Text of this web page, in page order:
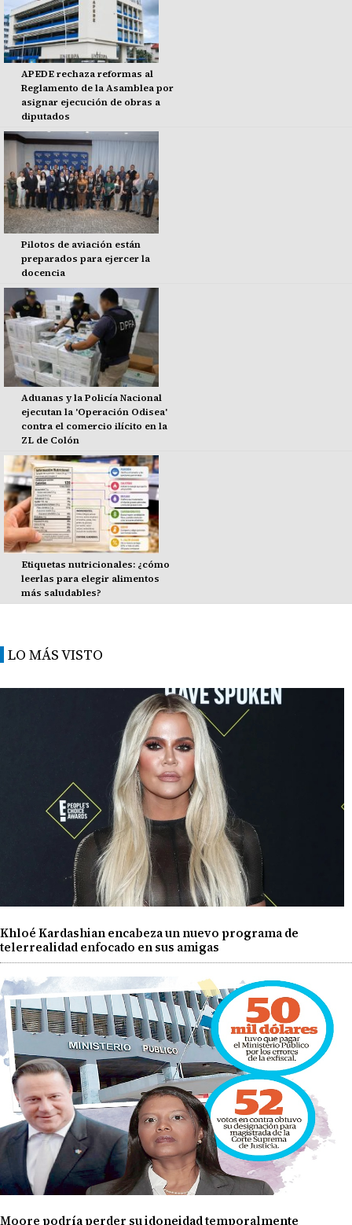
APEDE rechaza reformas al
Reglamento de la Asamblea por
asignar ejecución de obras a
diputados
Pilotos de aviación están
preparados para ejercer la
docencia
Aduanas y la Policía Nacional
ejecutan la 'Operación Odisea'
contra el comercio ilícito en la
ZL de Colón
Etiquetas nutricionales: ¿cómo
leerlas para elegir alimentos
más saludables?
LO MÁS VISTO
Khloé Kardashian encabeza un nuevo programa de
telerrealidad enfocado en sus amigas
Moore podría perder su idoneidad temporalmente